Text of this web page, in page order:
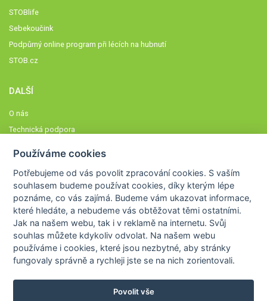
STOBlife
Sebekoučink
Podpůrný online program při lécích na hubnutí
STOB.cz
DALŠÍ
O nás
Technická podpora
Členové STOBklubu
Zásady nakládání s osobními údaji
Otestujte se
Spočítejte si
Výzva 52
Používáme cookies
Potřebujeme od vás povolit zpracování cookies. S vaším
souhlasem budeme používat cookies, díky kterým lépe
poznáme,co vás zajímá. Budeme vám ukazovat informace,
které hledáte, a nebudeme vás obtěžovat těmi ostatními.
Jak na našem webu, tak i v reklamě na internetu. Svůj
souhlas můžete kdykoliv odvolat. Na našem webu
používáme i cookies, které jsou nezbytné, aby stránky
fungovaly správně a rychleji jste se na nich zorientovali.
Povolit vše